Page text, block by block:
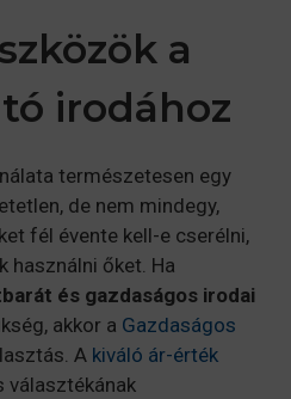
a
irodához
természetesen egy
de nem mindegy,
fél évente kell-e cserélni,
használni őket. Ha
és gazdaságos irodai
akkor a Gazdaságos
A kiváló ár-érték
választékának